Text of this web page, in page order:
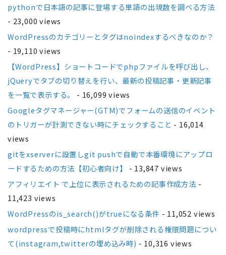
pythonで日本語の記事に登場する単語の出現数を調べる方法
- 23,000 views
WordPressのカテゴリーとタグはnoindexするべきなのか？
- 19,110 views
【WordPress】ショートコードでphpファイルを呼び出し、
jQueryでタブの切り替えを行い、最新の投稿記事・更新記事
を一覧で表示する。
- 16,099 views
Googleタグマネージャー(GTM)でフォームの送信のイベント
のトリガーが計測できない時にチェックすること - 16,014
views
gitをxserverに設置しgit pushで自動で本番環境にアップロ
ードするための方法【初心者向け】
- 13,847 views
アフィリエイト で上位に表示されるための記事作成方法-
11,423 views
WordPressのis_search()がtrueになる条件 - 11,052 views
wordpressで投稿時にhtmlタグが削除される権限問題につい
て(instagram,twitterの埋め込み時) - 10,316 views